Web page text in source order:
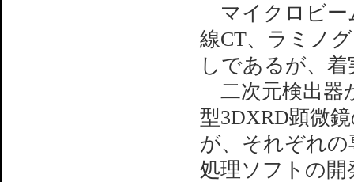
マイクロビー
線CT、ラミノ
しであるが、
二次元検出器
型3DXRD顕微
が、それぞれ
処理ソフトの開